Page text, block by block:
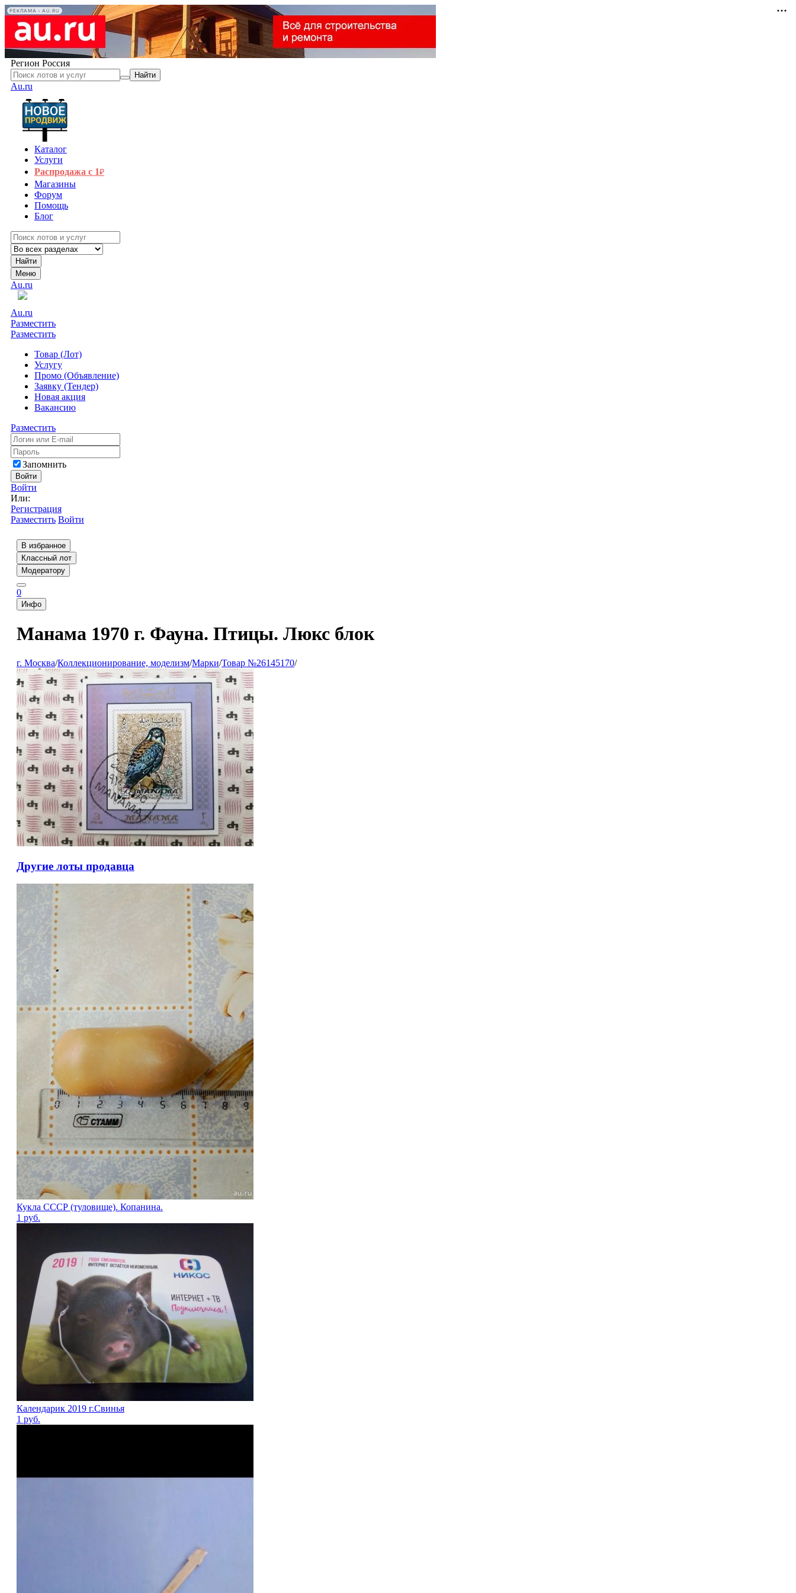
РЕКЛАМА • AU.RU
Регион Россия
Найти
Au.ru
Каталог
Услуги
Распродажа с 1₽
Магазины
Форум
Помощь
Блог
Найти
Меню
Au.ru
Au.ru
Разместить
Разместить
Товар (Лот)
Услугу
Промо (Объявление)
Заявку (Тендер)
Новая акция
Вакансию
Разместить
Запомнить
Войти
Войти
Или:
Регистрация
Разместить Войти
В избранное
Классный лот
Модератору
0
Инфо
Манама 1970 г. Фауна. Птицы. Люкс блок
г. Москва/Коллекционирование, моделизм/Марки/Товар №26145170/
Другие лоты продавца
Кукла СССР (туловище). Копанина.
1 руб.
Календарик 2019 г.Свинья
1 руб.